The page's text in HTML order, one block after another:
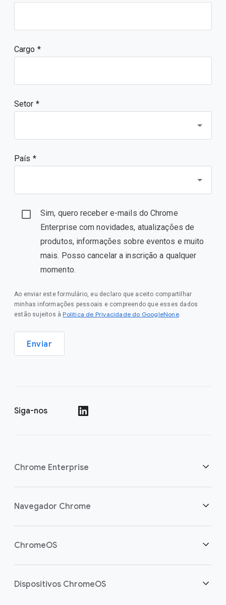
Cargo
Setor *
País *
Sim, quero receber e-mails do Chrome
Enterprise com novidades, atualizações de
produtos, informações sobre eventos e muito
mais. Posso cancelar a inscrição a qualquer
momento.
Ao enviar este formulário, eu declaro que aceito compartilhar
minhas informações pessoais e compreendo que esses dados
estão sujeitos à Política de Privacidade do GoogleNone.
Enviar
Siga-nos
Chrome Enterprise
Segurança
Navegador Chrome
Visão geral
ChromeOS
Visão geral
Dispositivos ChromeOS